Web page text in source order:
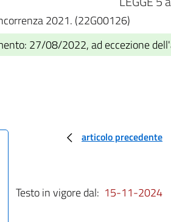
2021. (22G00126)
27/08/2022, ad eccezione
articolo precedente
Testo in vigore dal: 15-11-2024